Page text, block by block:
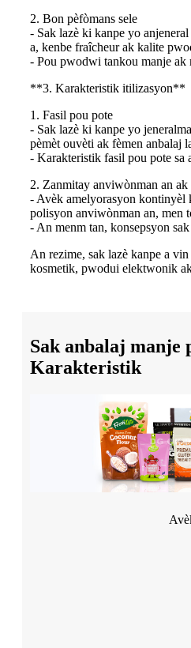
2. Bon pèfòmans sele
- Sak lazè ki kanpe yo
a, kenbe fraîcheur ak kalite
- Pou pwodwi tankou manje ak
**3. Karakteristik itilizasyon**
1. Fasil pou pote
- Sak lazè ki kanpe yo
pèmèt ouvèti ak fèmen anbalaj
- Karakteristik fasil pou pote sa
2. Zanmitay anviwònman an ak
- Avèk amelyorasyon kontinyèl
polisyon anviwònman an, men
- An menm tan, konsepsyon
An rezime, sak lazè kanpe a
kosmetik, pwodui elektwonik
Sak anbalaj manje
Karakteristik